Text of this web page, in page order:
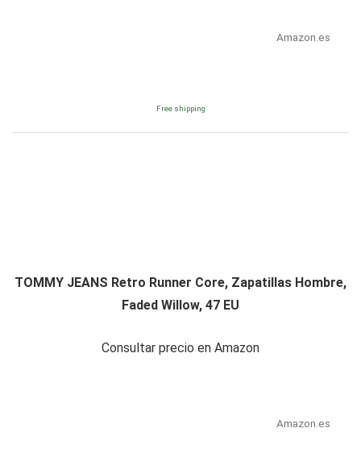
Amazon.es
Free shipping
TOMMY JEANS Retro Runner Core, Zapatillas Hombre,
Faded Willow, 47 EU
Consultar precio en Amazon
Amazon.es